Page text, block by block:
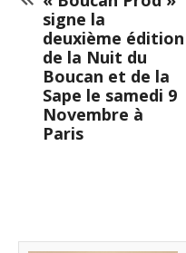
signe la
deuxième édition
de la Nuit du
Boucan et de la
Sape le samedi 9
Novembre à
Paris